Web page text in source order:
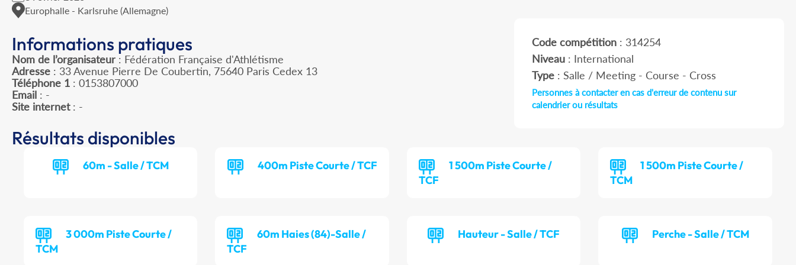
Europhalle - Karlsruhe (Allemagne)
Informations pratiques
Nom de l’organisateur : Fédération Française d'Athlétisme
Adresse : 33 Avenue Pierre De Coubertin, 75640 Paris Cedex 13
Téléphone 1 : 0153807000
Email : -
Site internet: -
Code compétition: 314254
Niveau: International
Type: Salle / Meeting - Course - Cross
Personnes à contacter en cas d'erreur de contenu sur
calendrier ou résultats
Résultats disponibles
60m - Salle / TCM 400m Piste Courte / TCF
1 500m Piste Courte /
TCF
1 500m Piste Courte /
TCM
3 000m Piste Courte /
TCM
60m Haies (84)-Salle /
TCF
Hauteur - Salle / TCF Perche - Salle / TCM